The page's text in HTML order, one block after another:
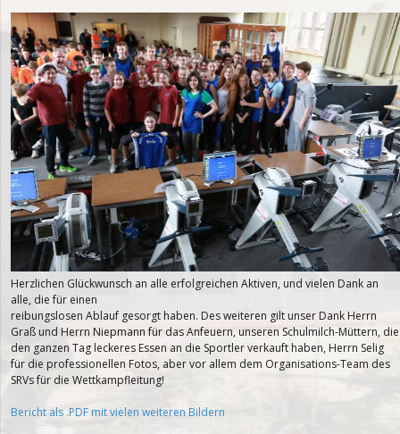
Herzlichen Glückwunsch an alle erfolgreichen Aktiven, und vielen Dank an
alle, die für einen
reibungslosen Ablauf gesorgt haben. Des weiteren gilt unser Dank Herrn
Graß und Herrn Niepmann für das Anfeuern, unseren Schulmilch-Müttern, die
den ganzen Tag leckeres Essen an die Sportler verkauft haben, Herrn Selig
für die professionellen Fotos, aber vor allem dem Organisations-Team des
SRVs für die Wettkampfleitung!
Bericht als .PDF mit vielen weiteren Bildern